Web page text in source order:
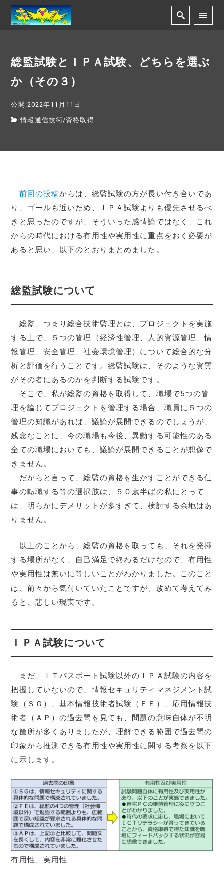
総監試験とＩＰＡ試験、どちらを選ぶ
か（その３）
公開:2022年11月11日
情報通信技術/資格取得
前回の投稿からは、総監試験の方が長い付き合いであ
り、ゴールも近いため、ＩＰＡ試験よりも優先させるべ
きと思ったのですが、そういった感情論ではなく、これ
からの時代における有用性や実用性に重点をおく必要が
あると思い、以下のとおりまとめました。
総監試験について
総監、つまり総合技術監理とは、プロジェクトを実施
する上で、５つの管理（経済性管理、人的資源管理、情
報管理、安全管理、社会環境管理）について総合的な分
析と評価を行うことです。総監試験は、そのような資質
がその者にあるのかを判断する試験です。
そこで、私が総監の資格を取得して、職場で5つの管
理を論じてプロジェクトを管理する場合、職員に５つの
管理の知識があれば、議論が展開できるのでしょうが、
残念なことに、今の職場も今後、異動する可能性のある
全ての職場においても、議論が展開できることが想像で
きません。
だからと言って、総監の資格を生かすことができる仕
事の転職する等の選択肢は、５０歳半ばの私にとって
は、明らかにデメリットが多すぎて、検討する余地はあ
りません。
以上のことから、総監の資格を取っても、それを発揮
する場所がなく、自己満足で終わるだけなので、有用性
や実用性は無いに等しいことがわかりました。このこと
は、前々から気付いていたことですが、改めて考えてみ
ると、悲しい現実です。
ＩＰＡ試験について
まだ、ＩＴパスポート試験以外のＩＰＡ試験の内容を
把握していないので、情報セキュリティマネジメント試
験（ＳＧ）、基本情報技術者試験（ＦＥ）、応用情報技
術者（ＡＰ）の過去問を見ても、問題の意味自体が不明
な箇所が多くありましたが、理解できる範囲で過去問の
印象から推測できる有用性や実用性に関する考察を以下
に示します。
有用性、実用性